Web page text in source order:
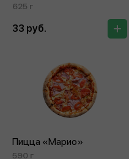
625 г
33 руб.
Пицца «Марио»
590 г